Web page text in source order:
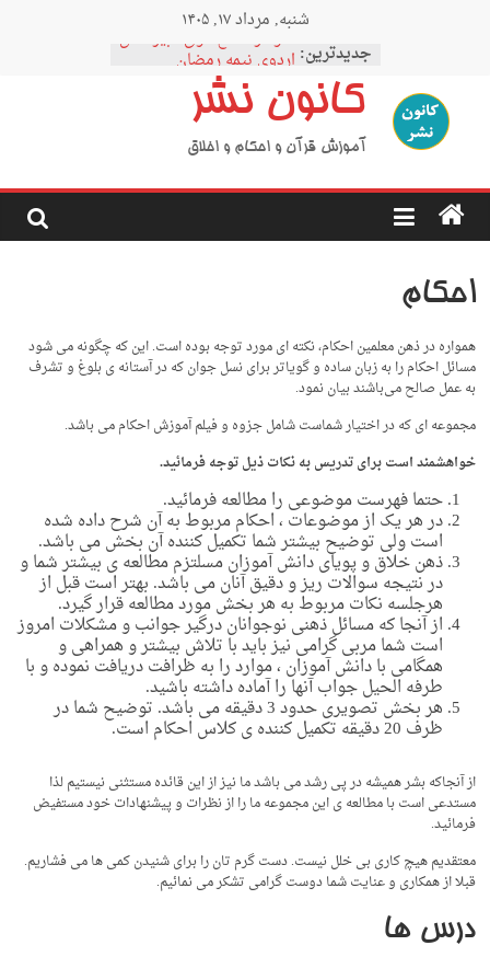
شنبه, مرداد ۱۷, ۱۴۰۵
جدیدترین:
نمودار مقطع فوق دبیرستان
اردوی نیمه رمضان
اردوی نیمه شعبان
اردوی غدیر
اردوی محرم
کانون نشر
آموزش قرآن و احکام و اخلاق
احکام
همواره در ذهن معلمین احکام، نکته ای مورد توجه بوده است. این که چگونه می شود
مسائل احکام را به زبان ساده و گویاتر برای نسل جوان که در آستانه ی بلوغ و تشرف
به عمل صالح می‌باشند بیان نمود.
مجموعه ای که در اختیار شماست شامل جزوه و فیلم آموزش احکام می باشد.
خواهشمند است برای تدریس به نکات ذیل توجه فرمائید.
حتما فهرست موضوعی را مطالعه فرمائید.
در هر یک از موضوعات ، احکام مربوط به آن شرح داده شده
است ولی توضیح بیشتر شما تکمیل کننده آن بخش می باشد.
ذهن خلاق و پویای دانش آموزان مسلتزم مطالعه ی بیشتر شما و
در نتیجه سوالات ریز و دقیق آنان می باشد. بهتر است قبل از
هرجلسه نکات مربوط به هر بخش مورد مطالعه قرار گیرد.
از آنجا که مسائل ذهنی نوجوانان درگیر جوانب و مشکلات امروز
است شما مربی گرامی نیز باید با تلاش بیشتر و همراهی و
همگامی با دانش آموزان ، موارد را به ظرافت دریافت نموده و با
طرفه الحیل جواب آنها را آماده داشته باشید.
هر بخش تصویری حدود 3 دقیقه می باشد. توضیح شما در
ظرف 20 دقیقه تکمیل کننده ی کلاس احکام است.
از آنجاکه بشر همیشه در پی رشد می باشد ما نیز از این قائده مستثنی نیستیم لذا
مستدعی است با مطالعه ی این مجموعه ما را از نظرات و پیشنهادات خود مستفیض
فرمائید.
معتقدیم هیچ کاری بی خلل نیست. دست گرم تان را برای شنیدن کمی ها می فشاریم.
قبلا از همکاری و عنایت شما دوست گرامی تشکر می نمائیم.
درس ها